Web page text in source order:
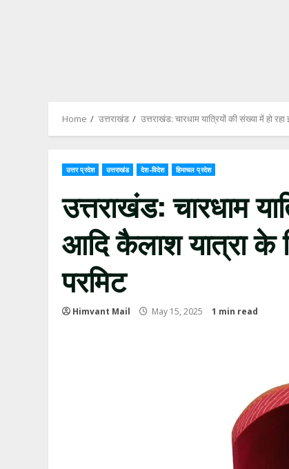
Home उत्तराखंड उत्तराखंड: चारधाम यात्रियों की संख्या में हो
उत्तर प्रदेश उत्तराखंड देश-विदेश हिमाचल प्रदेश
उत्तराखंड: चारधाम
आदि कैलाश यात्रा के
परमिट
Himvant Mail May 15, 2025 1 min read